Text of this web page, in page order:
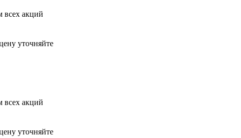
всех акций
уточняйте
всех акций
уточняйте